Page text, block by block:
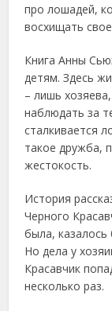
про лошадей,
восхищать
Книга Анны
детям. Здесь
– лишь
наблюдать за
сталкивается
такое дружба,
жестокость.
История
Черного
была, казалось
Но дела у
Красавчик
несколько раз.